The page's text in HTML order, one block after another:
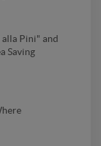
Pini" and
Saving